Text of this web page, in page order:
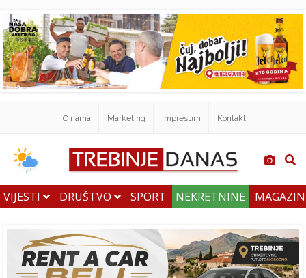
O nama Marketing Impresum Kontakt
VIJESTI DRUŠTVO SPORT NEKRETNINE